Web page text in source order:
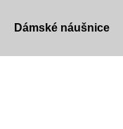
Dámské náušnice